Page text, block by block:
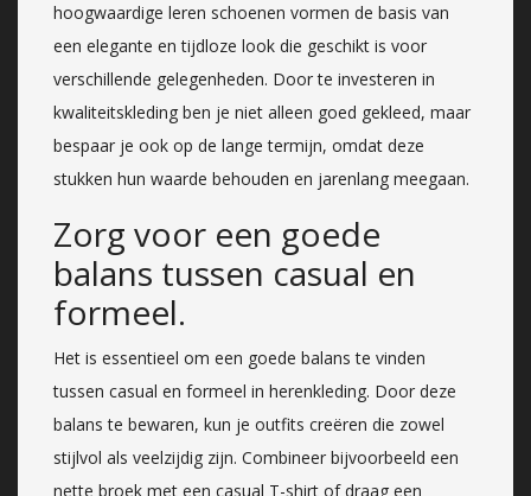
hoogwaardige leren schoenen vormen de basis van
een elegante en tijdloze look die geschikt is voor
verschillende gelegenheden. Door te investeren in
kwaliteitskleding ben je niet alleen goed gekleed, maar
bespaar je ook op de lange termijn, omdat deze
stukken hun waarde behouden en jarenlang meegaan.
Zorg voor een goede
balans tussen casual en
formeel.
Het is essentieel om een goede balans te vinden
tussen casual en formeel in herenkleding. Door deze
balans te bewaren, kun je outfits creëren die zowel
stijlvol als veelzijdig zijn. Combineer bijvoorbeeld een
nette broek met een casual T-shirt of draag een